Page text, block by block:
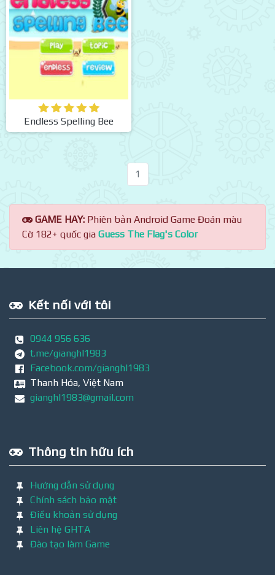
Endless Spelling Bee
1
GAME HAY: Phiên bản Android Game Đoán màu
Cờ 182+ quốc gia Guess The Flag's Color
Kết nối với tôi
0944 956 636
t.me/gianghl1983
Facebook.com/gianghl1983
Thanh Hóa, Việt Nam
gianghl1983@gmail.com
Thông tin hữu ích
Hướng dẫn sử dụng
Chính sách bảo mật
Điều khoản sử dụng
Liên hệ GHTA
Đào tạo làm Game